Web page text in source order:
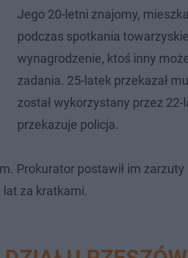
Jego 20-letni znajomy,
podczas spotkania
wynagrodzenie, ktoś inny
zadania. 25-latek przekazał
został wykorzystany przez
przekazuje policja.
Prokurator postawił im
za kratkami.